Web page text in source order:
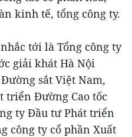
kinh tế, tổng công ty.
tới là Tổng công ty
giải khát Hà Nội
Đường sắt Việt Nam,
triển Đường Cao tốc
ty Đầu tư Phát triển
công ty cổ phần Xuất